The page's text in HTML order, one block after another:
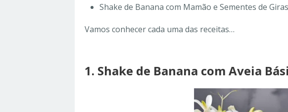
Shake de Banana com Mamão e Sementes de
Vamos conhecer cada uma das receitas…
1. Shake de Banana com Aveia